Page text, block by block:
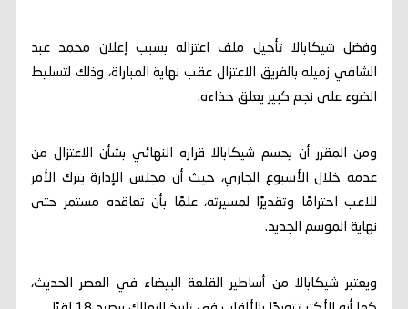
وفضل شيكابالا تأجيل ملف اعتزاله بسبب إعلان محمد عبد
الشافي زميله بالفريق الاعتزال عقب نهاية المباراة، وذلك لتسليط
الضوء على نجم كبير يعلق حذاءه.
ومن المقرر أن يحسم شيكابالا قراره النهائي بشأن الاعتزال من
عدمه خلال الأسبوع الجاري، حيث أن مجلس الإدارة يترك الأمر
للاعب احترامًا وتقديرًا لمسيرته، علمًا بأن تعاقده مستمر حتى
نهاية الموسم الجديد.
ويعتبر شيكابالا من أساطير القلعة البيضاء في العصر الحديث،